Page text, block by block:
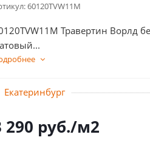
60120TVW11M
Травертин Ворлд
Екатеринбург
290 руб./м2